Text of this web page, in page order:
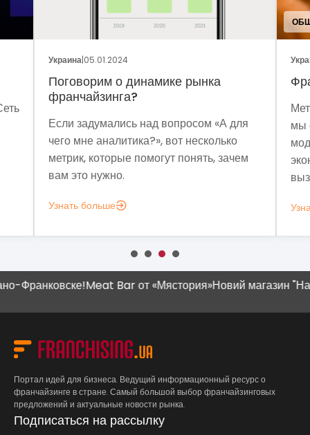
Украина|05.01.2024
Поговорим о динамике рынка
франчайзинга?
Если задумались над вопросом «А для
чего мне аналитика?», вот несколько
метрик, которые помогут понять, зачем
вам это нужно.
Узнать больше
мы
Meat Bar от «Мястория»Новий магазин "Наш
Портал идей для бизнеса. Ведущий информационный ресурс о
франчайзинге в стране. Самый большой выбор франчайзинговых
предложений и актуальные новости рынка.
Подписаться на рассылку